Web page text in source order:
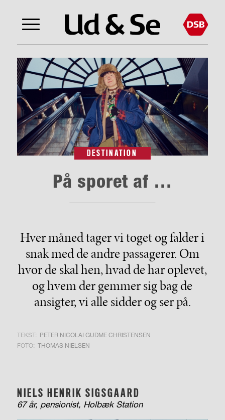
DESTINATION
På sporet af …
Hver måned tager vi toget og falder i
snak med de andre passagerer. Om
hvor de skal hen, hvad de har oplevet,
og hvem der gemmer sig bag de
ansigter, vi alle sidder og ser på.
TEKST: PETER NICOLAI GUDME CHRISTENSEN
FOTO: THOMAS NIELSEN
NIELS HENRIK SIGSGAARD
67 år, pensionist, Holbæk Station